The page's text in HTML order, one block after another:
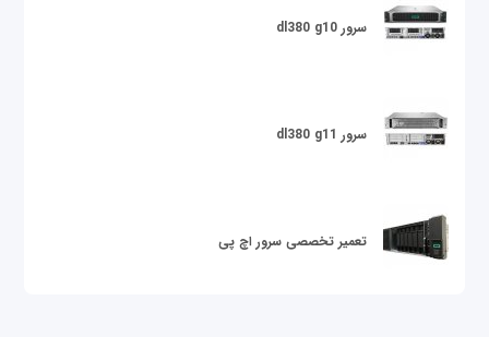
سرور dl380 g10
سرور dl380 g11
تعمیر تخصصی سرور اچ پی